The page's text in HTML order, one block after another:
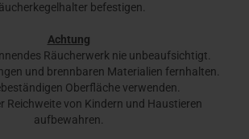
befestigen.
Achtung
Räucherwerk nie unbeaufsichtigt.
und brennbaren Materialien fernhalten.
Oberfläche verwenden.
Reichweite von Kindern und Haustieren
aufbewahren.